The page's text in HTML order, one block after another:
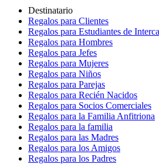
Destinatario
Regalos para Clientes
Regalos para Estudiantes de
Regalos para Hombres
Regalos para Jefes
Regalos para Mujeres
Regalos para Niños
Regalos para Parejas
Regalos para Recién Nacidos
Regalos para Socios Comerciales
Regalos para la Familia Anfitriona
Regalos para la familia
Regalos para las Madres
Regalos para los Amigos
Regalos para los Padres